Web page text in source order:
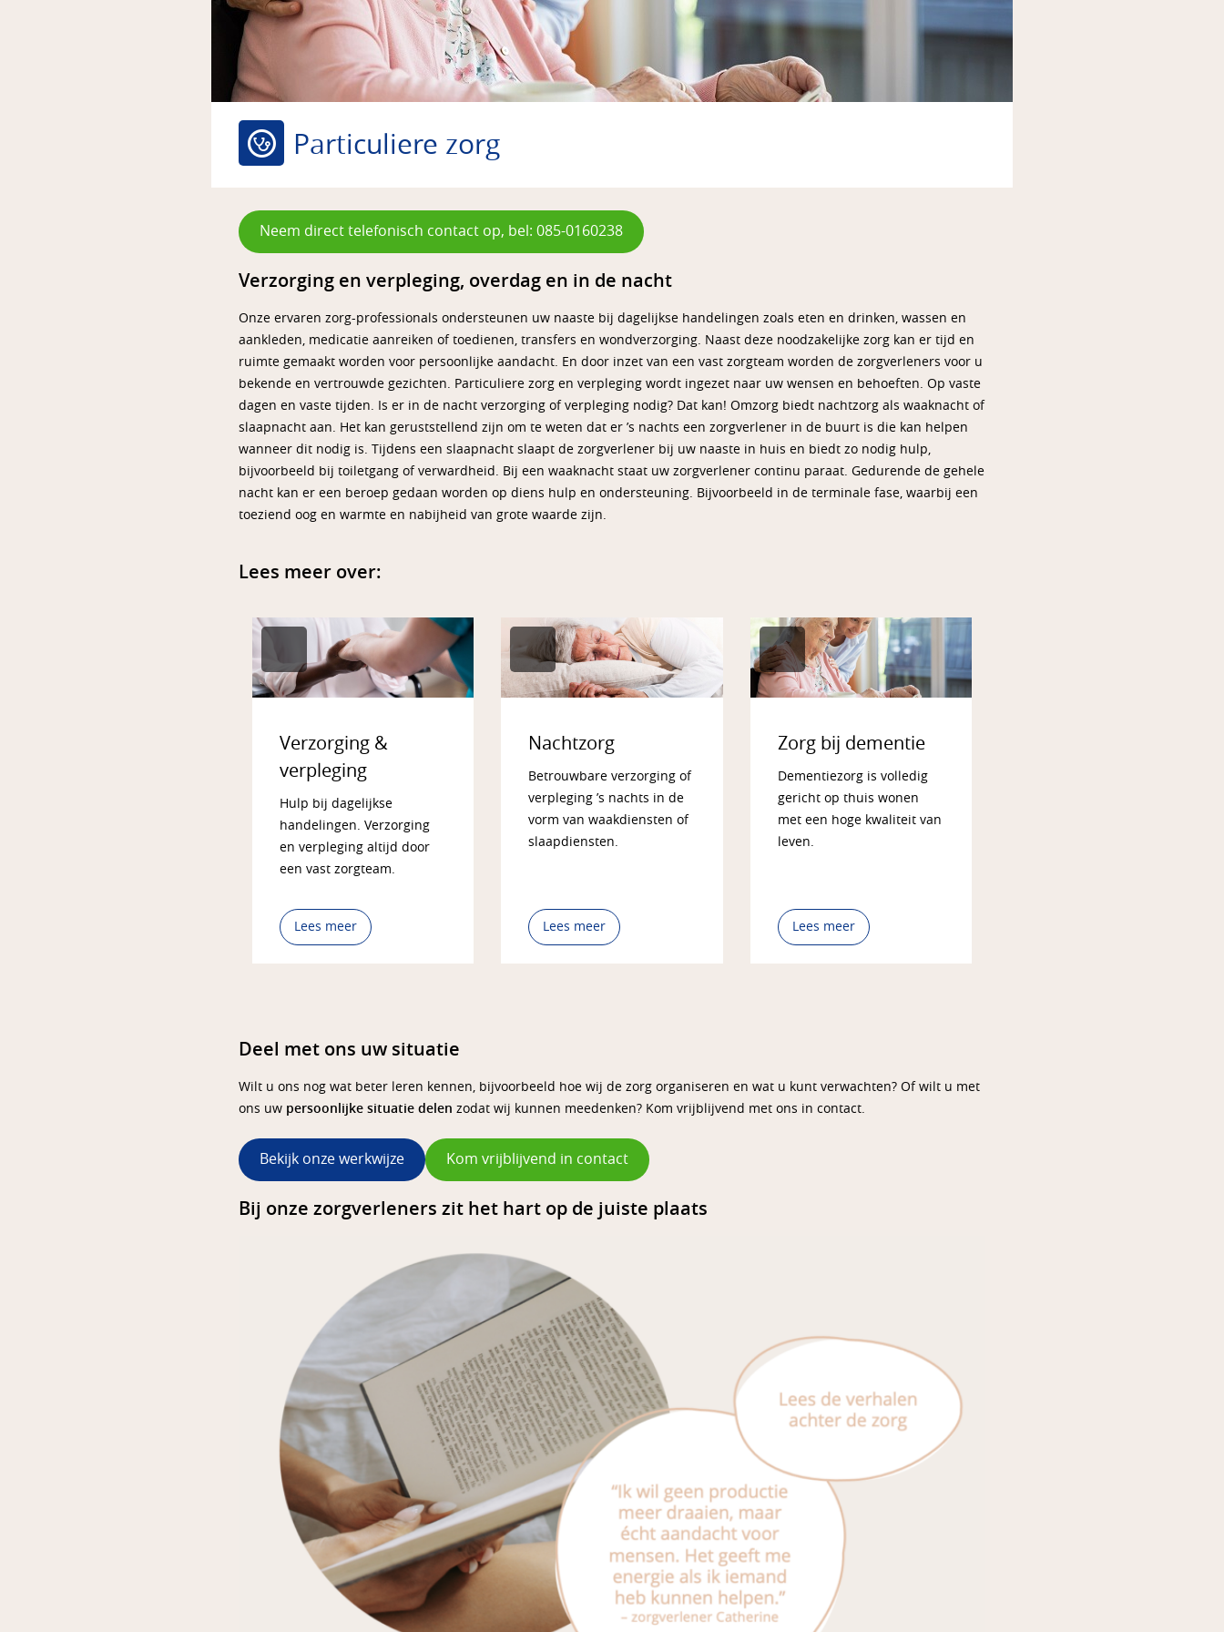
Particuliere zorg
Neem direct telefonisch contact op, bel: 085-0160238
Verzorging en verpleging, overdag en in de nacht
Onze ervaren zorg-professionals ondersteunen uw naaste bij dagelijkse handelingen zoals eten en drinken, wassen en
aankleden, medicatie aanreiken of toedienen, transfers en wondverzorging. Naast deze noodzakelijke zorg kan er tijd en
ruimte gemaakt worden voor persoonlijke aandacht. En door inzet van een vast zorgteam worden de zorgverleners voor u
bekende en vertrouwde gezichten. Particuliere zorg en verpleging wordt ingezet naar uw wensen en behoeften. Op vaste
dagen en vaste tijden. Is er in de nacht verzorging of verpleging nodig? Dat kan! Omzorg biedt nachtzorg als waaknacht of
slaapnacht aan. Het kan geruststellend zijn om te weten dat er ’s nachts een zorgverlener in de buurt is die kan helpen
wanneer dit nodig is. Tijdens een slaapnacht slaapt de zorgverlener bij uw naaste in huis en biedt zo nodig hulp,
bijvoorbeeld bij toiletgang of verwardheid. Bij een waaknacht staat uw zorgverlener continu paraat. Gedurende de gehele
nacht kan er een beroep gedaan worden op diens hulp en ondersteuning. Bijvoorbeeld in de terminale fase, waarbij een
toeziend oog en warmte en nabijheid van grote waarde zijn.
Lees meer over:
Verzorging &
verpleging
Hulp bij dagelijkse
handelingen. Verzorging
en verpleging altijd door
een vast zorgteam.
Lees meer
Nachtzorg
Betrouwbare verzorging of
verpleging ’s nachts in de
vorm van waakdiensten of
slaapdiensten.
Lees meer
Zorg bij dementie
Dementiezorg is volledig
gericht op thuis wonen
met een hoge kwaliteit van
leven.
Lees meer
Deel met ons uw situatie
Wilt u ons nog wat beter leren kennen, bijvoorbeeld hoe wij de zorg organiseren en wat u kunt verwachten? Of wilt u met
ons uw persoonlijke situatie delen zodat wij kunnen meedenken? Kom vrijblijvend met ons in contact.
Bekijk onze werkwijze Kom vrijblijvend in contact
Bij onze zorgverleners zit het hart op de juiste plaats